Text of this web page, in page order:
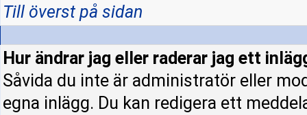
Till överst på sidan
Hur ändrar jag eller raderar jag ett
Såvida du inte är administratör eller
egna inlägg. Du kan redigera ett